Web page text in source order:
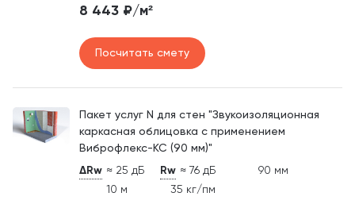
8 443 ₽/м²
Посчитать смету
Пакет услуг N для стен "Звукоизоляционная
каркасная облицовка с применением
Виброфлекс-КС (90 мм)"
ΔRw ≈ 25 дБ Rw ≈ 76 дБ
90 мм
10 м
35 кг/пм